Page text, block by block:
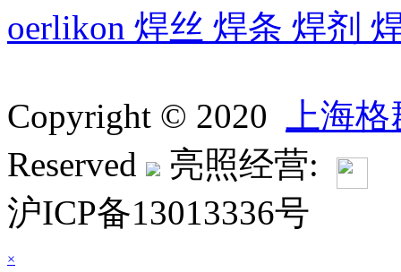
oerlikon 焊丝 焊条 焊剂
Copyright © 2020
上海
Reserved
亮照经营:
沪ICP备13013336号
×